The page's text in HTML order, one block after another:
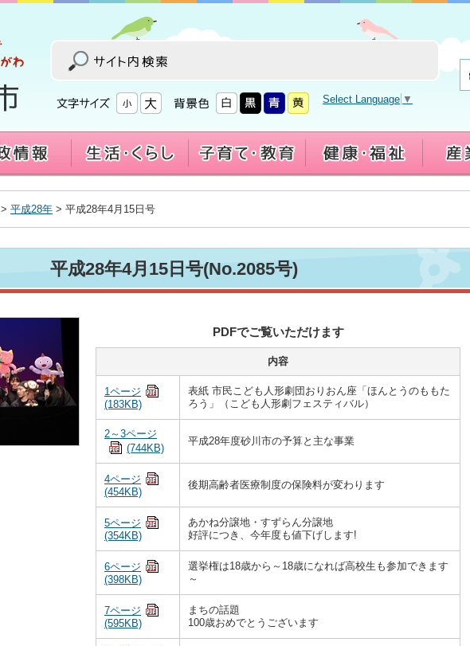
Select Language ▼
> 平成28年 > 平成28年4月15日号
平成28年4月15日号(No.2085号)
PDFでご覧いただけます
内容
1ページ
(183KB)
表紙 市民こども人形劇団おりおん座「ほんとうのももた
ろう」（こども人形劇フェスティバル）
2～3ページ
(744KB)
平成28年度砂川市の予算と主な事業
4ページ
(454KB)
後期高齢者医療制度の保険料が変わります
5ページ
(354KB)
あかね分譲地・すずらん分譲地
好評につき、今年度も値下げします!
6ページ
(398KB)
選挙権は18歳から～18歳になれば高校生も参加できます
～
7ページ
(595KB)
まちの話題
100歳おめでとうございます